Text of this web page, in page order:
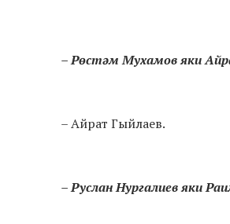
– Рөстәм Мухамов яки
– Айрат Гыйлаев.
– Руслан Нургалиев яки